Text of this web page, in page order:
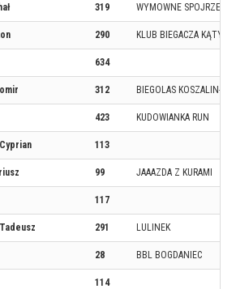
319 WYMOWNE
290 KLUB BIEGACZA KĄTY
634
312 BIEGOLAS KOSZALIN-
423 KUDOWIANKA RUN
113
99 JAAAZDA Z KURAMI
117
291 LULINEK
28 BBL BOGDANIEC
114